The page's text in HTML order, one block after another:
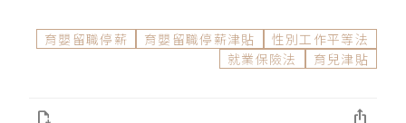
育嬰留職停薪 育嬰留職停薪津貼
性別工作平等法
就業保險法
育兒津貼
 